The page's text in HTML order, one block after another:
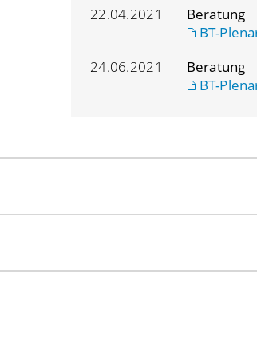
22.04.2021
Beratung
BT-
24.06.2021
Beratung
BT-